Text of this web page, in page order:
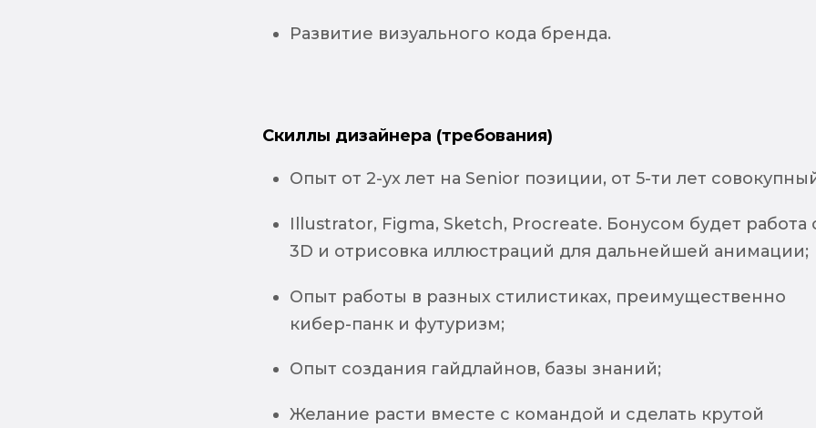
Развитие визуального кода бренда.
Скиллы дизайнера (требования)
Опыт от 2-ух лет на Senior позиции, от 5-ти лет
Illustrator, Figma, Sketch, Procreate. Бонусом будет работа
3D и отрисовка иллюстраций для дальнейшей анимации;
Опыт работы в разных стилистиках, преимущественно
кибер-панк и футуризм;
Опыт создания гайдлайнов, базы знаний;
Желание расти вместе с командой и сделать крутой